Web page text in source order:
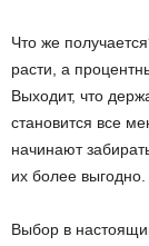
Что же
расти, а
Выходит, что
становится все
начинают
их более выгодно.
Выбор в